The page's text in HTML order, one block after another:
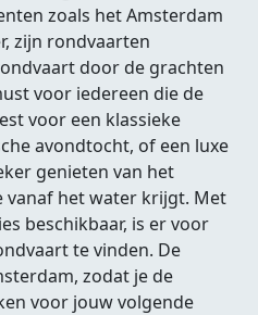
zoals het Amsterdam
zijn rondvaarten
door de grachten
voor iedereen die de
voor een klassieke
avondtocht, of een luxe
genieten van het
vanaf het water krijgt. Met
beschikbaar, is er voor
te vinden. De
zodat je de
voor jouw volgende